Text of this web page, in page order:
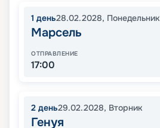
1 день28.02.2028, Понедельник
Марсель
ОТПРАВЛЕНИЕ
17:00
2 день29.02.2028, Вторник
Генуя